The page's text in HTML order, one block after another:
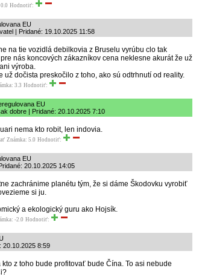
Hodnotiť:
EU
| Pridané: 19.10.2025 11:58
na tie vozidlá debilkovia z Bruselu vyrúbu clo tak
nás koncových zákazníkov cena neklesne akurát že už
výroba.
už dočista preskočilo z toho, ako sú odtrhnutí od reality.
3.3 Hodnotiť:
EU
dobre | Pridané: 20.10.2025 7:10
nema kto robit, len indovia.
Známka: 5.0 Hodnotiť:
EU
20.10.2025 14:05
zachránime planétu tým, že si dáme Škodovku vyrobiť
si ju.
a ekologický guru ako Hojsík.
-2.0 Hodnotiť:
20.10.2025 8:59
kto z toho bude profitovať bude Čína. To asi nebude